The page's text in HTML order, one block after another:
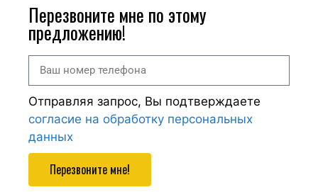
Перезвоните мне по этому
предложению!
Отправляя запрос, Вы подтверждаете
согласие на обработку персональных
данных
Перезвоните мне!